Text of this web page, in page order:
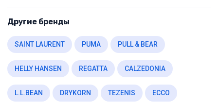
Другие бренды
SAINT LAURENT PUMA PULL & BEAR
HELLY HANSEN REGATTA CALZEDONIA
L.L.BEAN DRYKORN TEZENIS ECCO